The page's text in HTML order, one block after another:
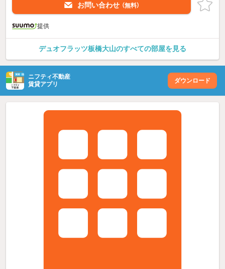
お問い合わせ （無料）
提供
デュオフラッツ板橋大山のすべての部屋を見る
ニフティ不動産
賃貸アプリ
ダウンロード